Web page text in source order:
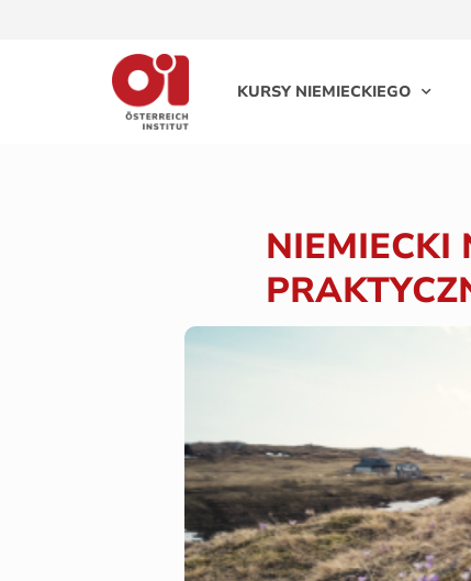
KURSY NIEMIECKIEGO
NIEMIECKI